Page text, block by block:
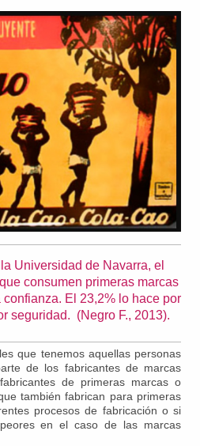
Universidad de Navarra, el
consumen primeras marcas
confianza. El 23,2% lo hace por
seguridad. (Negro F., 2013).
que tenemos aquellas personas
de los fabricantes de marcas
de primeras marcas o
también fabrican para primeras
procesos de fabricación o si
en el caso de las marcas